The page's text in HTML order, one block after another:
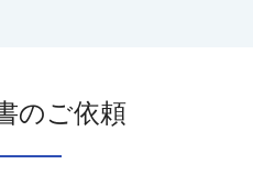
のご依頼